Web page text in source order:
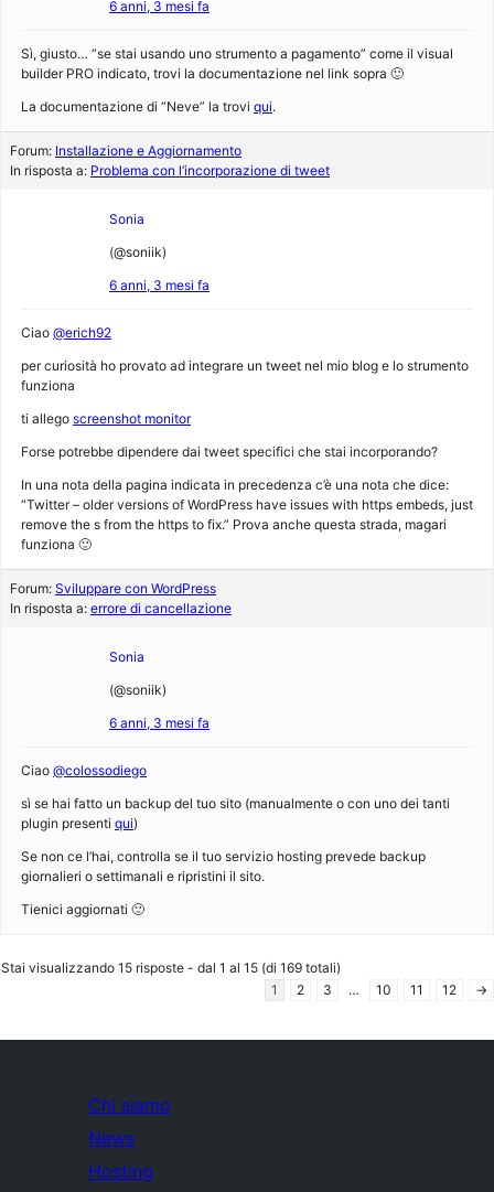
6 anni, 3 mesi fa
Sì, giusto… “se stai usando uno strumento a pagamento” come il visual
builder PRO indicato, trovi la documentazione nel link sopra 🙂
La documentazione di “Neve” la trovi qui.
Forum: Installazione e Aggiornamento
In risposta a: Problema con l’incorporazione di tweet
Sonia
(@soniik)
6 anni, 3 mesi fa
Ciao @erich92
per curiosità ho provato ad integrare un tweet nel mio blog e lo strumento
funziona
ti allego screenshot monitor
Forse potrebbe dipendere dai tweet specifici che stai incorporando?
In una nota della pagina indicata in precedenza c’è una nota che dice:
“Twitter – older versions of WordPress have issues with https embeds, just
remove the s from the https to fix.” Prova anche questa strada, magari
funziona 🙂
Forum: Sviluppare con WordPress
In risposta a: errore di cancellazione
Sonia
(@soniik)
6 anni, 3 mesi fa
Ciao @colossodiego
sì se hai fatto un backup del tuo sito (manualmente o con uno dei tanti
plugin presenti qui)
Se non ce l’hai, controlla se il tuo servizio hosting prevede backup
giornalieri o settimanali e ripristini il sito.
Tienici aggiornati 🙂
Stai visualizzando 15 risposte - dal 1 al 15 (di 169 totali)
1
2 3 … 10 11 12 →
Chi siamo
News
Hosting